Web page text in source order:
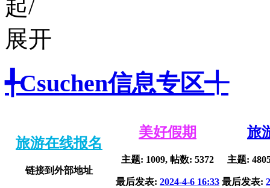
╃Csuchen信息专区╃
旅游在线报名
链接到外部地址
美好假期
主题: 1009, 帖数: 5372
最后发表: 2024-4-6 16:33
旅
主题:
最后发表: